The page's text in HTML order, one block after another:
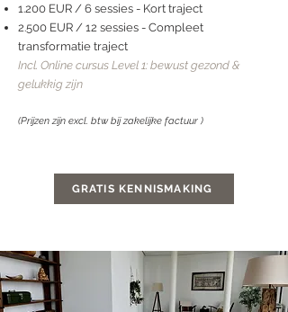
1.200 EUR / 6 sessies - Kort traject
2.500 EUR / 12 sessies - Compleet
transformatie traject ​
Incl. Online cursus Level 1: bewust gezond &
gelukkig zijn
(Prijzen zijn excl. btw bij zakelijke factuur )
GRATIS KENNISMAKING